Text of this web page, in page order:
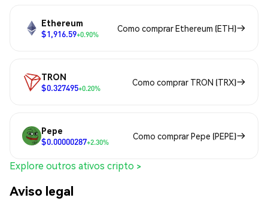
Ethereum
$1,916.59+0.90%
Como comprar Ethereum (ETH)
TRON
$0.327495+0.20%
Como comprar TRON (TRX)
Pepe
$0.00000287+2.30%
Como comprar Pepe (PEPE)
Explore outros ativos cripto >
Aviso legal